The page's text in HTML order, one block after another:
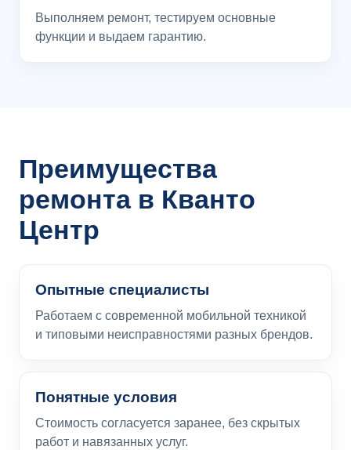
Выполняем ремонт, тестируем основные
функции и выдаем гарантию.
Преимущества
ремонта в Кванто
Центр
Опытные специалисты
Работаем с современной мобильной техникой
и типовыми неисправностями разных брендов.
Понятные условия
Стоимость согласуется заранее, без скрытых
работ и навязанных услуг.